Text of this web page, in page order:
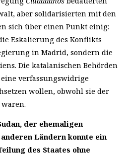
aber solidarisierten mit den
sich über einen Punkt einig:
Eskalierung des Konflikts
in Madrid, sondern die
Die katalanischen Behörden
verfassungswidrige
wollen, obwohl sie der
der ehemaligen
Ländern konnte ein
des Staates ohne